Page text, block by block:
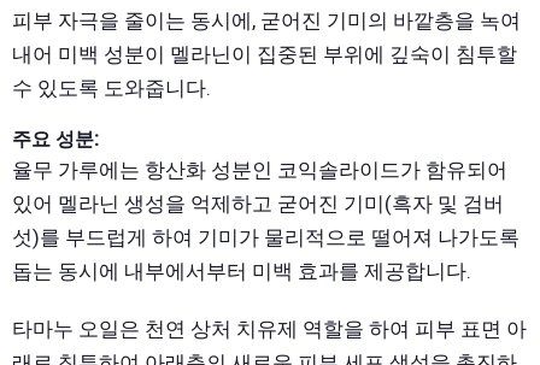
피부 자극을 줄이는 동시에, 굳어진 기미의 바깥층을 녹여
내어 미백 성분이 멜라닌이 집중된 부위에 깊숙이 침투할
수 있도록 도와줍니다.
주요 성분:
율무 가루에는 항산화 성분인 코익솔라이드가 함유되어
있어 멜라닌 생성을 억제하고 굳어진 기미(흑자 및 검버
섯)를 부드럽게 하여 기미가 물리적으로 떨어져 나가도록
돕는 동시에 내부에서부터 미백 효과를 제공합니다.
타마누 오일은 천연 상처 치유제 역할을 하여 피부 표면 아